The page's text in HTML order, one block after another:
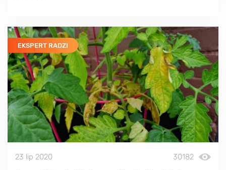
EKSPERT RADZI
23 lip 2020 30182